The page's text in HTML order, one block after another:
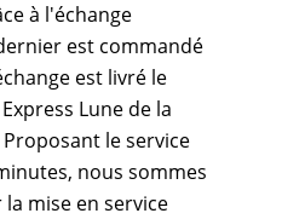
à l'échange
est commandé
est livré le
Lune de la
le service
nous sommes
mise en service